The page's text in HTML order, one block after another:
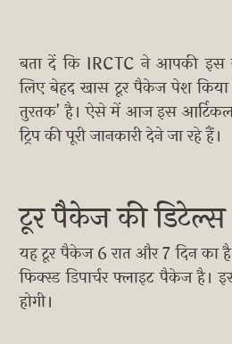
बता दें कि IRCTC ने आपकी इस
लिए बेहद खास टूर पैकेज पेश
तुरतक' है। ऐसे में आज इस
ट्रिप की पूरी जानकारी देने जा रहे हैं।
टूर पैकेज की डिटेल्स
यह टूर पैकेज 6 रात और 7 दिन का
फिक्स्ड डिपार्चर फ्लाइट पैकेज
होगी।